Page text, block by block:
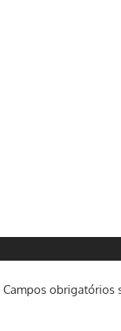
Campos obrigatórios